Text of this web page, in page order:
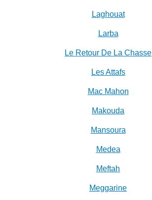
Laghouat
Larba
Le Retour De La Chasse
Les Attafs
Mac Mahon
Makouda
Mansoura
Medea
Meftah
Meggarine